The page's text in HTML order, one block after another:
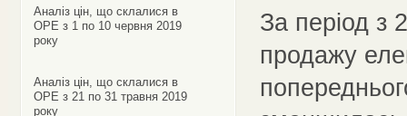
Аналіз цін, що склалися в
ОРЕ з 1 по 10 червня 2019
року
Аналіз цін, що склалися в
ОРЕ з 21 по 31 травня 2019
року
За період з
продажу